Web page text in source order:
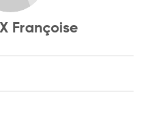
Françoise